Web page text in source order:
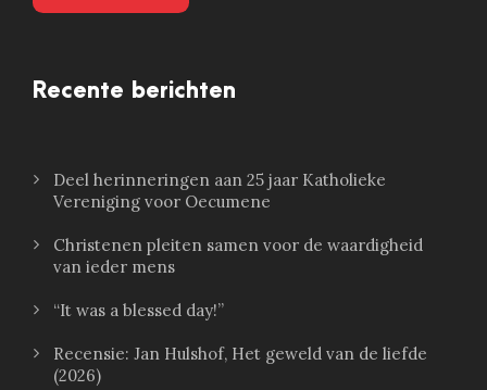
Recente berichten
Deel herinneringen aan 25 jaar Katholieke
Vereniging voor Oecumene
Christenen pleiten samen voor de waardigheid
van ieder mens
“It was a blessed day!”
Recensie: Jan Hulshof, Het geweld van de liefde
(2026)